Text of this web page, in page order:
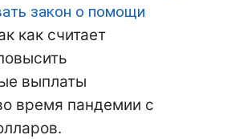
закон о помощи
как считает
выплаты
время пандемии с